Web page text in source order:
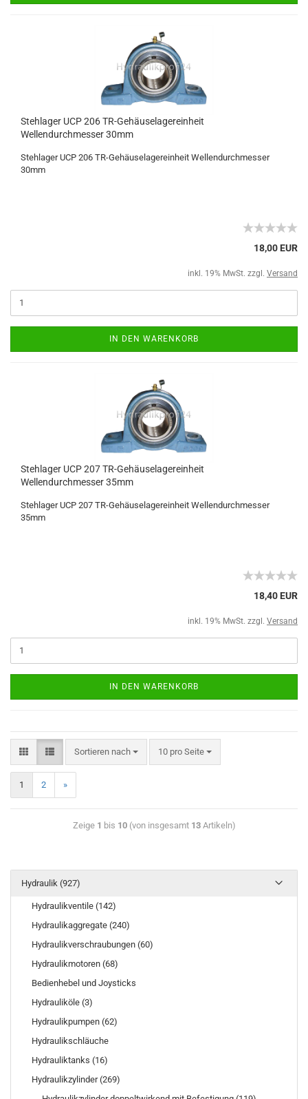
Stehlager UCP 206 TR-Gehäuselagereinheit
Wellendurchmesser 30mm
Stehlager UCP 206 TR-Gehäuselagereinheit Wellendurchmesser
30mm
18,00 EUR
inkl. 19% MwSt. zzgl. Versand
IN DEN WARENKORB
Stehlager UCP 207 TR-Gehäuselagereinheit
Wellendurchmesser 35mm
Stehlager UCP 207 TR-Gehäuselagereinheit Wellendurchmesser
35mm
18,40 EUR
inkl. 19% MwSt. zzgl. Versand
IN DEN WARENKORB
Sortieren nach 10 pro Seite
1 2 »
Zeige 1 bis 10(von insgesamt 13Artikeln)
Hydraulik (927)
Hydraulikventile (142)
Hydraulikaggregate (240)
Hydraulikverschraubungen (60)
Hydraulikmotoren (68)
Bedienhebel und Joysticks
Hydrauliköle (3)
Hydraulikpumpen (62)
Hydraulikschläuche
Hydrauliktanks (16)
Hydraulikzylinder (269)